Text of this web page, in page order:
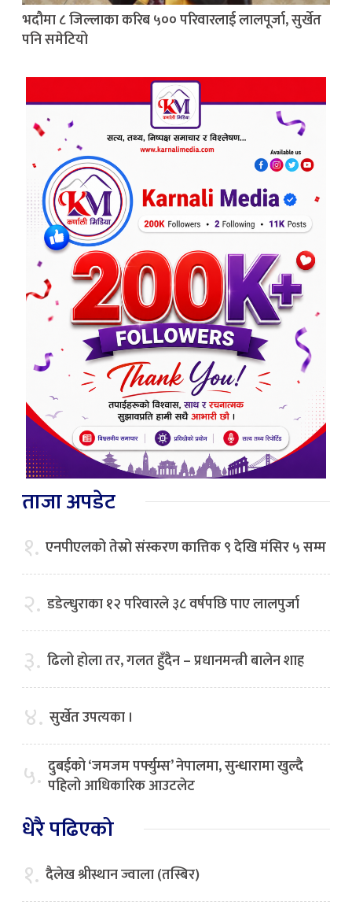
भदौमा ८ जिल्लाका करिब ५०० परिवारलाई लालपूर्जा, सुर्खेत
पनि समेटियो
ताजा अपडेट
१. एनपीएलको तेस्रो संस्करण कात्तिक ९ देखि मंसिर ५ सम्म
२. डडेल्धुराका १२ परिवारले ३८ वर्षपछि पाए लालपुर्जा
३. ढिलो होला तर, गलत हुँदैन – प्रधानमन्त्री बालेन शाह
४. सुर्खेत उपत्यका ।
५. दुबईको ‘जमजम पर्फ्युम्स’ नेपालमा, सुन्धारामा खुल्दै
पहिलो आधिकारिक आउटलेट
धेरै पढिएको
१. दैलेख श्रीस्थान ज्वाला (तस्बिर)